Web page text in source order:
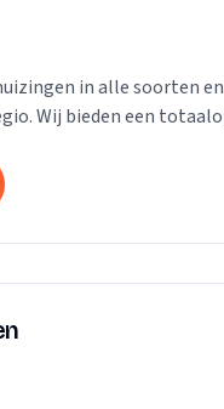
in alle soorten
Wij bieden een